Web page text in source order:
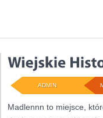
ADMIN
Madlennn to miejsce,